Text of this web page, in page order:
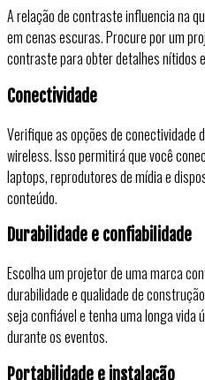
A relação de contraste influencia na
em cenas escuras. Procure por um
contraste para obter detalhes nítidos
Conectividade
Verifique as opções de conectividade
wireless. Isso permitirá que você
laptops, reprodutores de mídia e
conteúdo.
Durabilidade e confiabilidade
Escolha um projetor de uma marca
durabilidade e qualidade de
seja confiável e tenha uma longa vida
durante os eventos.
Portabilidade e instalação